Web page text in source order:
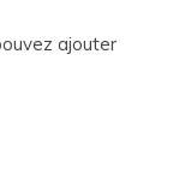
ajouter